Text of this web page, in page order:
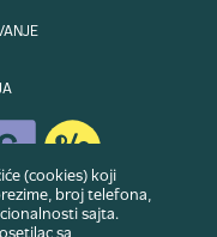
byDubes doo
(cookies) koji
broj telefona,
sajta.